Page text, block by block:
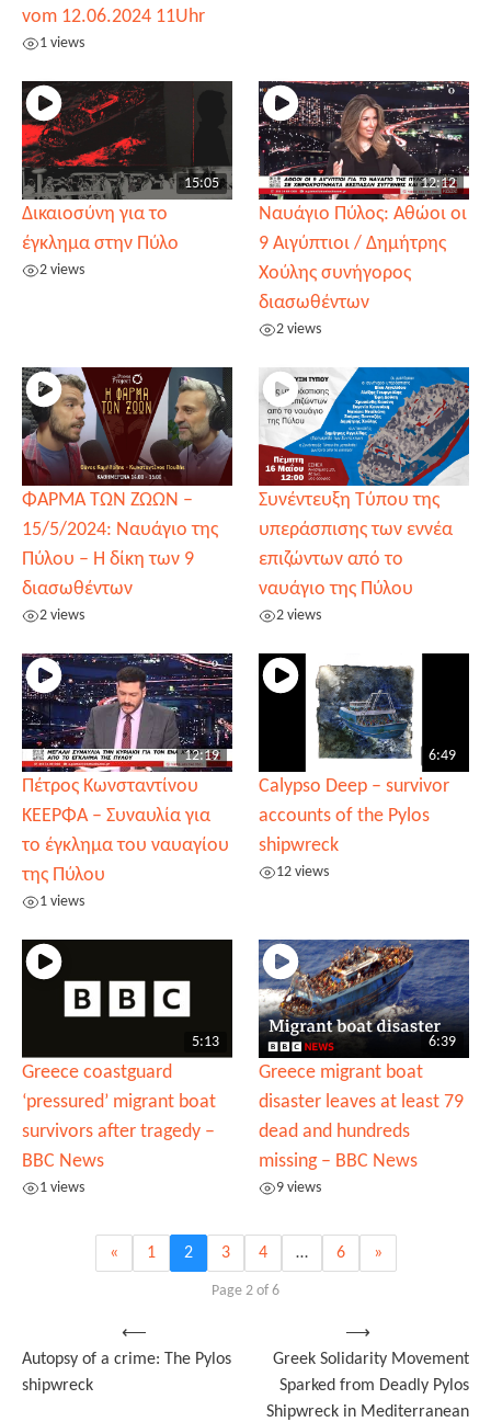
vom 12.06.2024 11Uhr
1 views
15:05
Δικαιοσύνη για το
έγκλημα στην Πύλο
2 views
12:12
Ναυάγιο Πύλος: Αθώοι οι
9 Αιγύπτιοι / Δημήτρης
Χούλης συνήγορος
διασωθέντων
2 views
ΦΑΡΜΑ ΤΩΝ ΖΩΩΝ –
15/5/2024: Ναυάγιο της
Πύλου – Η δίκη των 9
διασωθέντων
2 views
Συνέντευξη Τύπου της
υπεράσπισης των εννέα
επιζώντων από το
ναυάγιο της Πύλου
2 views
12:19
Πέτρος Κωνσταντίνου
ΚΕΕΡΦΑ – Συναυλία για
το έγκλημα του ναυαγίου
της Πύλου
1 views
6:49
Calypso Deep – survivor
accounts of the Pylos
shipwreck
12 views
5:13
Greece coastguard
‘pressured’ migrant boat
survivors after tragedy –
BBC News
1 views
6:39
Greece migrant boat
disaster leaves at least 79
dead and hundreds
missing – BBC News
9 views
« 1 2 3 4 … 6 »
Page 2 of 6
navigation
⟵
Autopsy of a crime: The Pylos
shipwreck
Greek Solidarity Movement
Sparked from Deadly Pylos
Shipwreck in Mediterranean
⟶